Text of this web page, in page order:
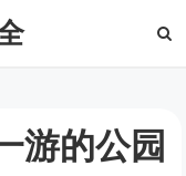
游的公园